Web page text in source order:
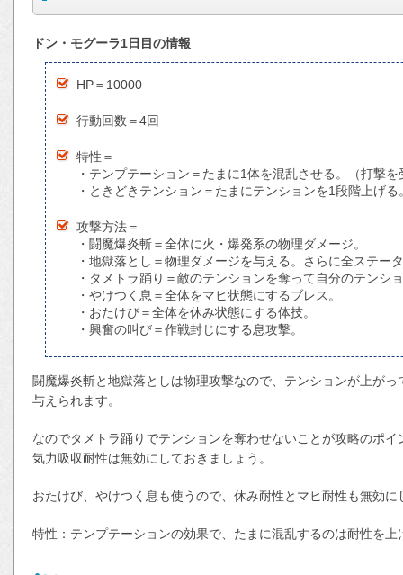
ドン・モグーラ1日目の情報
HP＝10000
行動回数＝4回
特性＝
・テンプテーション＝たまに1体を混乱させる。（打撃
・ときどきテンション＝たまにテンションを1段階上げる
攻撃方法＝
・闘魔爆炎斬＝全体に火・爆発系の物理ダメージ。
・地獄落とし＝物理ダメージを与える。さらに全ステー
・タメトラ踊り＝敵のテンションを奪って自分のテンシ
・やけつく息＝全体をマヒ状態にするブレス。
・おたけび＝全体を休み状態にする体技。
・興奮の叫び＝作戦封じにする息攻撃。
闘魔爆炎斬と地獄落としは物理攻撃なので、テンションが上が
与えられます。
なのでタメトラ踊りでテンションを奪わせないことが攻略のポイ
気力吸収耐性は無効にしておきましょう。
おたけび、やけつく息も使うので、休み耐性とマヒ耐性も無効に
特性：テンプテーションの効果で、たまに混乱するのは耐性を